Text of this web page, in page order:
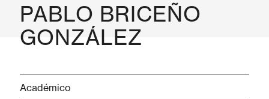
PABLO BRICEÑO
GONZÁLEZ
Académico